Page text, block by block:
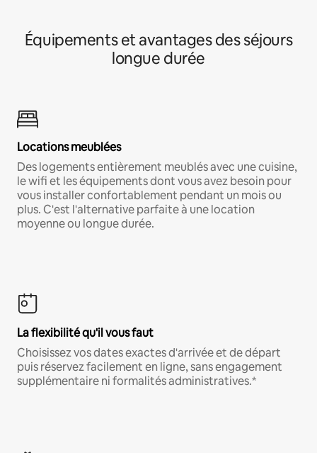
Équipements et avantages des séjours
longue durée
Locations meublées
Des logements entièrement meublés avec une cuisine,
le wifi et les équipements dont vous avez besoin pour
vous installer confortablement pendant un mois ou
plus. C'est l'alternative parfaite à une location
moyenne ou longue durée.
La flexibilité qu'il vous faut
Choisissez vos dates exactes d'arrivée et de départ
puis réservez facilement en ligne, sans engagement
supplémentaire ni formalités administratives.*